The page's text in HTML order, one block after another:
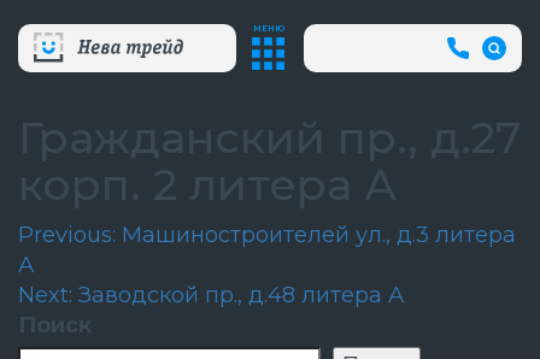
МЕНЮ
+7
(812)
66
Гражданский пр., д.27
корп. 2 литера А
Навигация
по
записям
Previous: Машиностроителей ул., д.3 литера
А
Next: Заводской пр., д.48 литера А
Поиск